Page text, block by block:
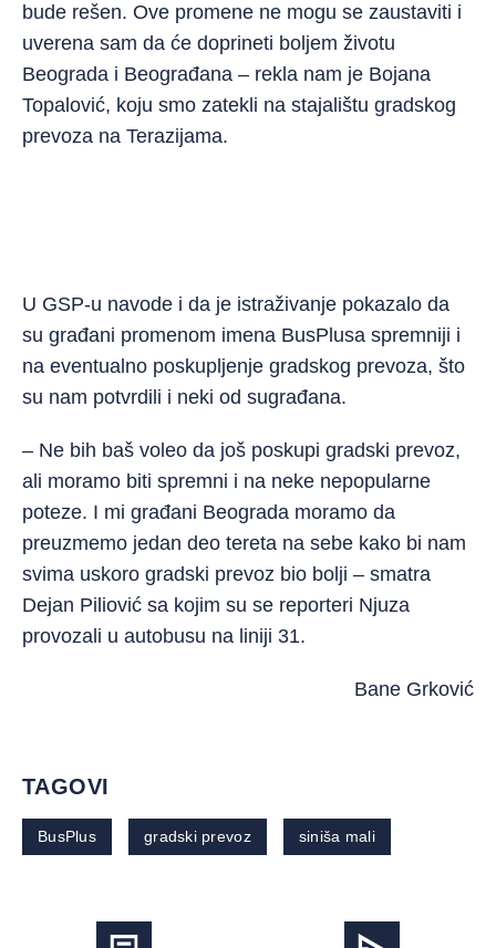
bude rešen. Ove promene ne mogu se zaustaviti i
uverena sam da će doprineti boljem životu
Beograda i Beograđana – rekla nam je Bojana
Topalović, koju smo zatekli na stajalištu gradskog
prevoza na Terazijama.
U GSP-u navode i da je istraživanje pokazalo da
su građani promenom imena BusPlusa spremniji i
na eventualno poskupljenje gradskog prevoza, što
su nam potvrdili i neki od sugrađana.
– Ne bih baš voleo da još poskupi gradski prevoz,
ali moramo biti spremni i na neke nepopularne
poteze. I mi građani Beograda moramo da
preuzmemo jedan deo tereta na sebe kako bi nam
svima uskoro gradski prevoz bio bolji – smatra
Dejan Piliović sa kojim su se reporteri Njuza
provozali u autobusu na liniji 31.
Bane Grković
TAGOVI
BusPlus gradski prevoz siniša mali